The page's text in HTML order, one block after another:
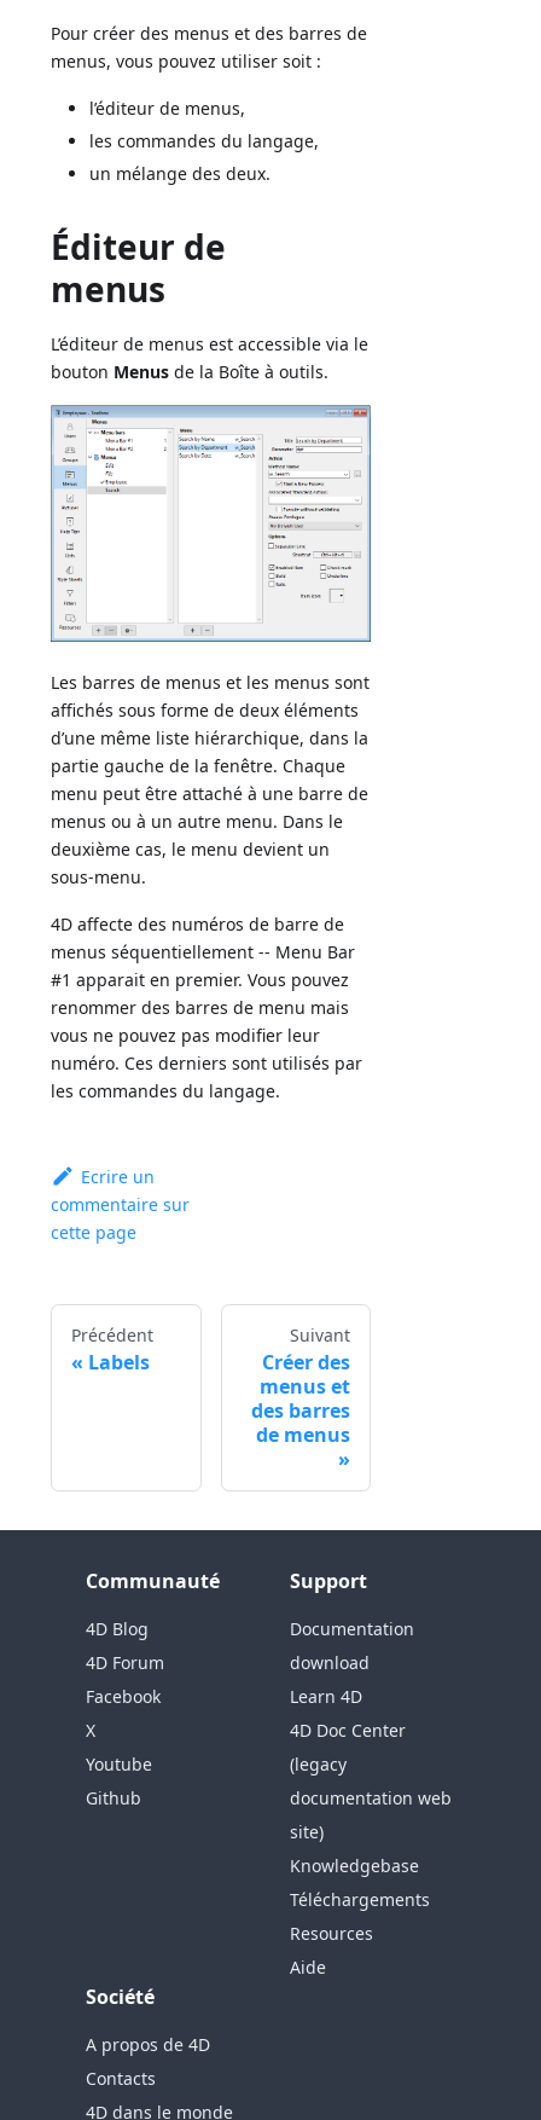
Pour créer des menus et des barres de
menus, vous pouvez utiliser soit :
l’éditeur de menus,
les commandes du langage,
un mélange des deux.
Éditeur de
menus
L’éditeur de menus est accessible via le
bouton Menus de la Boîte à outils.
Les barres de menus et les menus sont
affichés sous forme de deux éléments
d’une même liste hiérarchique, dans la
partie gauche de la fenêtre. Chaque
menu peut être attaché à une barre de
menus ou à un autre menu. Dans le
deuxième cas, le menu devient un
sous-menu.
4D affecte des numéros de barre de
menus séquentiellement -- Menu Bar
#1 apparait en premier. Vous pouvez
renommer des barres de menu mais
vous ne pouvez pas modifier leur
numéro. Ces derniers sont utilisés par
les commandes du langage.
Ecrire un
commentaire sur
cette page
Précédent
Labels
Suivant
Créer des
menus et
des barres
de menus
Communauté
4D Blog
4D Forum
Facebook
X
Youtube
Github
Support
Documentation
download
Learn 4D
4D Doc Center
(legacy
documentation web
site)
Knowledgebase
Téléchargements
Resources
Aide
Société
A propos de 4D
Contacts
4D dans le monde